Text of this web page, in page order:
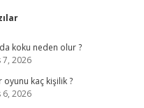
koku neden olur ?
2026
kaç kişilik ?
2026